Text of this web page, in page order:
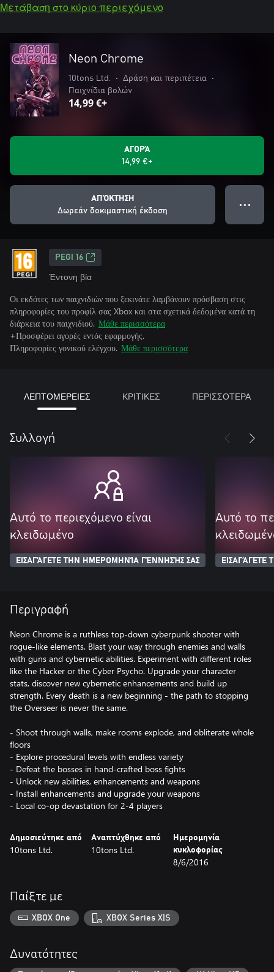
Μετάβαση στο κύριο περιεχόμενο
Neon Chrome
10tons Ltd. • Δράση και περιπέτεια
•
Παιχνίδια βολών
14,99 €+
ΑΓΟΡΆ
14,99 €+
ΑΠΌΚΤΗΣΗ
Δωρεάν δοκιμαστική έκδοση
● ● ●
PEGI 16
Έντονη βία
Οι εκδότες των παιχνιδιών που ξεκινάτε λαμβάνουν πρόσβαση στις
πληροφορίες του προφίλ σας Xbox και στα σχετικά δεδομένα κατά τη
διάρκεια του παιχνιδιού. Μάθε περισσότερα
+Προσφέρει αγορές εντός εφαρμογής.
Πληροφορίες γονικού ελέγχου. Μάθε περισσότερα
ΛΕΠΤΟΜΕΡΕΙΕΣ ΚΡΙΤΙΚΕΣ ΠΕΡΙΣΣΟΤΕΡΑ
Συλλογή
Αυτό το περιεχόμενο είναι
κλειδωμένο
ΕΙΣΑΓΆΓΕΤΕ ΤΗΝ ΗΜΕΡΟΜΗΝΊΑ ΓΈΝΝΗΣΉΣ ΣΑΣ
Αυτό το
Περιγραφή
Neon Chrome is a ruthless top-down cyberpunk shooter with
rogue-like elements. Blast your way through enemies and walls
with guns and cybernetic abilities. Experiment with different roles
like the Hacker or the Cyber Psycho. Upgrade your character
stats, discover new cybernetic enhancements and build up
strength. Every death is a new beginning - the path to stopping
the Overseer is never the same.
- Shoot through walls, make rooms explode, and obliterate whole
floors
- Explore procedural levels with endless variety
- Defeat the bosses in hand-crafted boss fights
- Unlock new abilities, enhancements and weapons
- Install enhancements and upgrade your weapons
- Local co-op devastation for 2-4 players
Δημοσιεύτηκε από
10tons Ltd.
Αναπτύχθηκε από
10tons Ltd.
Ημερομηνία
κυκλοφορίας
8/6/2016
Παίξτε με
XBOX One XBOX Series X|S
Δυνατότητες